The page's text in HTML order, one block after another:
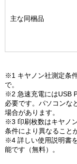
主な同梱品
※1 キヤノン社測定条
で。
※2 急速充電にはUSB
必要です。パソコンな
場合があります。
※3 印刷枚数はキヤノ
条件により異なること
※4 詳しい使用説明書
能です（無料）。